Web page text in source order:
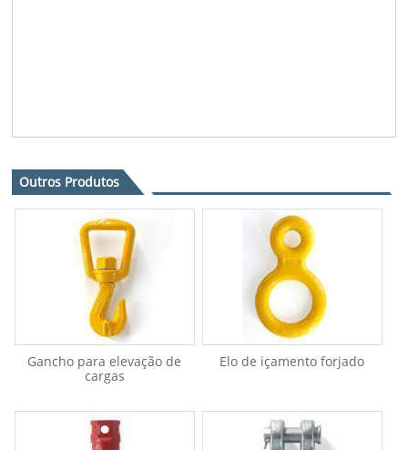
Outros Produtos
Gancho para elevação de
cargas
Elo de içamento forjado